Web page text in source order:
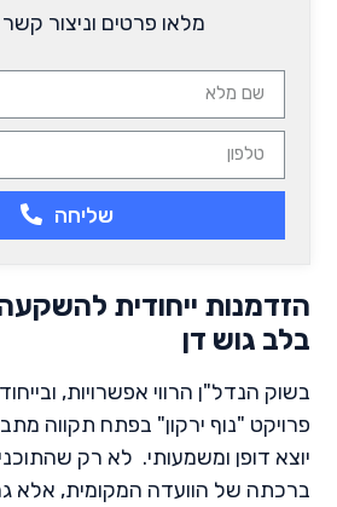
מלאו פרטים וניצור
שליחה
הזדמנות ייחודית
בלב גוש דן
בשוק הנדל"ן הרווי אפשרויות,
פרויקט "נוף ירקון" בפתח תקווה
יוצא דופן ומשמעותי. לא רק
ברכתה של הוועדה המקומית, אלא